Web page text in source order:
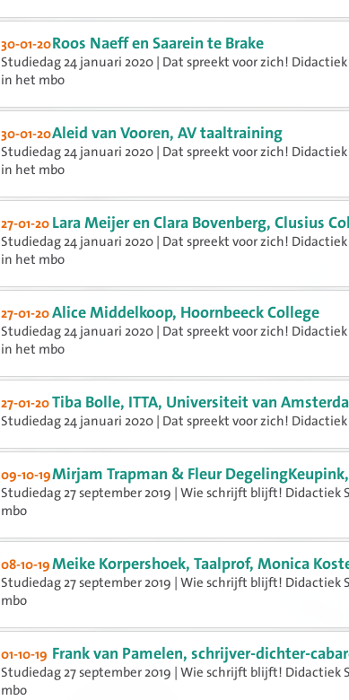
30-01-20Roos Naeff en Saarein te Brake
Studiedag 24 januari 2020 | Dat spreekt voor zich!
in het mbo
30-01-20Aleid van Vooren, AV taaltraining
Studiedag 24 januari 2020 | Dat spreekt voor zich!
in het mbo
27-01-20 Lara Meijer en Clara Bovenberg, Clusius
Studiedag 24 januari 2020 | Dat spreekt voor zich!
in het mbo
27-01-20Alice Middelkoop, Hoornbeeck College
Studiedag 24 januari 2020 | Dat spreekt voor zich!
in het mbo
27-01-20Tiba Bolle, ITTA, Universiteit van
Studiedag 24 januari 2020 | ​​​​​​​Dat spreekt voor zich!
09-10-19Mirjam Trapman & Fleur
Studiedag 27 september 2019 | Wie schrijft blijft! Didactiek
mbo
08-10-19Meike Korpershoek, Taalprof, Monica
Studiedag 27 september 2019 | Wie schrijft blijft! Didactiek
mbo
01-10-19 Frank van Pamelen, schrijver-dichter-
Studiedag 27 september 2019 | Wie schrijft blijft! Didactiek
mbo